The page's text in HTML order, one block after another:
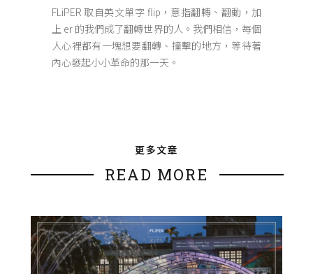
FLiPER 取自英文單字 flip，意指翻轉、翻動，加
上 er 的我們成了翻轉世界的人。我們相信，每個
人心裡都有一塊想要翻轉、撞擊的地方，等待著
內心發起小小革命的那一天。
更多文章
READ MORE